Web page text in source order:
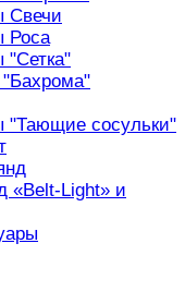
Свечи
Роса
"Сетка"
"Бахрома"
"Тающие сосульки"
«Belt-Light» и